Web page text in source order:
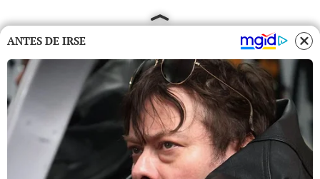
ANTES DE IRSE